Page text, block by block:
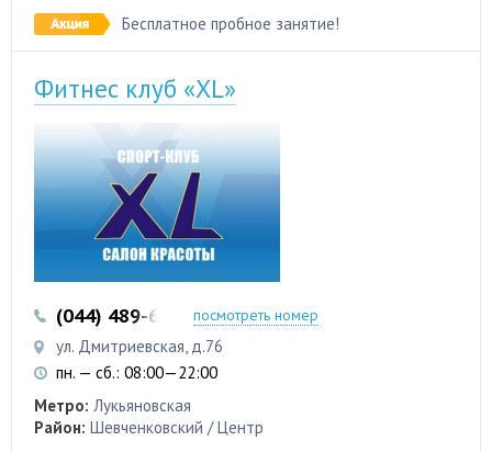
Бесплатное пробное занятие!
Фитнес клуб «XL»
(044) 489-66-88 (044) 489-66-56
посмотреть номер
ул. Дмитриевская, д.76
пн. — сб.: 08:00—22:00
Метро: Лукьяновская
Район: Шевченковский / Центр